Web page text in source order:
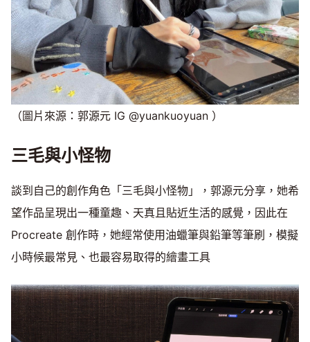
（圖片來源：郭源元 IG @yuankuoyuan ）
三毛與小怪物
談到自己的創作角色「三毛與小怪物」，郭源元分享，她希
望作品呈現出一種童趣、天真且貼近生活的感覺，因此在
Procreate 創作時，她經常使用油蠟筆與鉛筆等筆刷，模擬
小時候最常見、也最容易取得的繪畫工具